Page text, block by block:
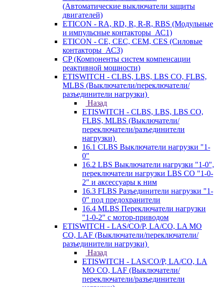
(Автоматические выключатели защиты
двигателей)
ETICON - RA, RD, R, R-R, RBS (Модульные
и импульсные контакторы_АС1)
ETICON - CE, CEC, CEM, CES (Силовые
контакторы_АС3)
CP (Компоненты систем компенсации
реактивной мощности)
ETISWITCH - CLBS, LBS, LBS CO, FLBS,
MLBS (Выключатели/переключатели/
разъединители нагрузки)
Назад
ETISWITCH - CLBS, LBS, LBS CO,
FLBS, MLBS (Выключатели/
переключатели/разъединители
нагрузки)
16.1 CLBS Выключатели нагрузки "1-
0"
16.2 LBS Выключатели нагрузки "1-0",
переключатели нагрузки LBS CO "1-0-
2" и аксессуары к ним
16.3 FLBS Разъединители нагрузки "1-
0" под предохранители
16.4 MLBS Переключатели нагрузки
"1-0-2" с мотор-приводом
ETISWITCH - LAS/CO/P, LA/CO, LA MO
CO, LAF (Выключатели/переключатели/
разъединители нагрузки)
Назад
ETISWITCH - LAS/CO/P, LA/CO, LA
MO CO, LAF (Выключатели/
переключатели/разъединители